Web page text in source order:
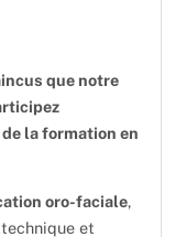
que notre
la formation en
oro-faciale,
et